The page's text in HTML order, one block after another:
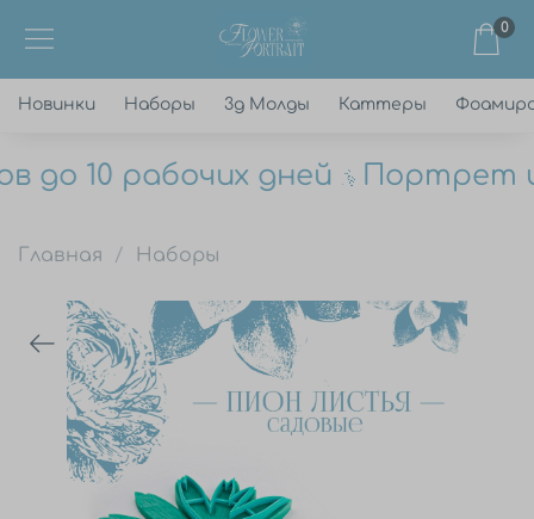
0
Новинки Наборы 3д Молды Каттеры
10 рабочих дней Портрет
Главная Наборы